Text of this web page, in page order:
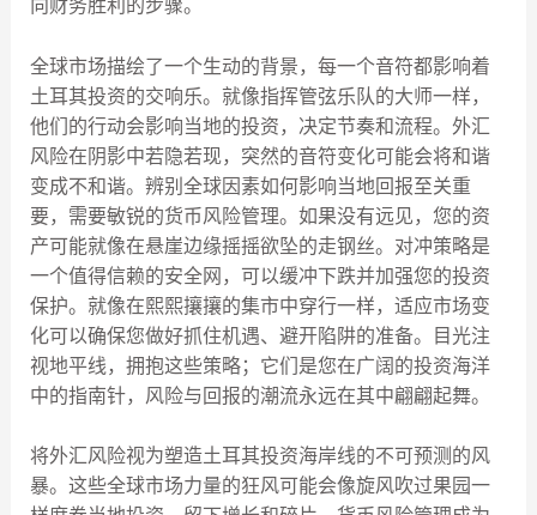
向财务胜利的步骤。
全球市场描绘了一个生动的背景，每一个音符都影响着
土耳其投资的交响乐。就像指挥管弦乐队的大师一样，
他们的行动会影响当地的投资，决定节奏和流程。外汇
风险在阴影中若隐若现，突然的音符变化可能会将和谐
变成不和谐。辨别全球因素如何影响当地回报至关重
要，需要敏锐的货币风险管理。如果没有远见，您的资
产可能就像在悬崖边缘摇摇欲坠的走钢丝。对冲策略是
一个值得信赖的安全网，可以缓冲下跌并加强您的投资
保护。就像在熙熙攘攘的集市中穿行一样，适应市场变
化可以确保您做好抓住机遇、避开陷阱的准备。目光注
视地平线，拥抱这些策略；它们是您在广阔的投资海洋
中的指南针，风险与回报的潮流永远在其中翩翩起舞。
将外汇风险视为塑造土耳其投资海岸线的不可预测的风
暴。这些全球市场力量的狂风可能会像旋风吹过果园一